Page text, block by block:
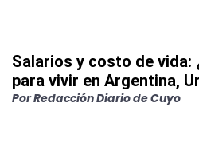
Salarios y costo de vida:
para vivir en Argentina,
PorRedacción Diario de Cuyo